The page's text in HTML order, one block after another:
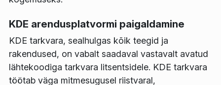
KDE arendusplatvormi paigaldamine
KDE tarkvara, sealhulgas kõik teegid ja
rakendused, on vabalt saadaval vastavalt avatud
lähtekoodiga tarkvara litsentsidele. KDE tarkvara
töötab väga mitmesugusel riistvaral,